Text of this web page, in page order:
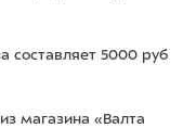
составляет 5000 руб
магазина «Валта